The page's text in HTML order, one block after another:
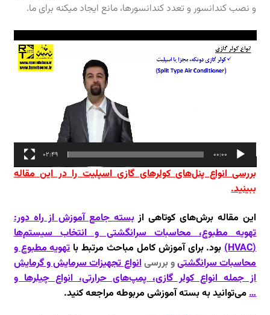
و نصب کندانسور و تعدد کندانسورها، مانع ایجاد میکنه برای ما.
نمایشگر
ویدیو
00:00
02:49
بررسی انواع پنل‌های کولرهای گازی اسپلیت را در این مقاله
ببینید.
این مقاله برش‌های کوتاهی از بسته جامع آموزش از راه دور:
تهویه مطبوع، محاسبات سرانگشتی و انتخاب سیستم‌ها
(HVAC)
بود. برای آموزش کامل مباحث مرتبط باتهویه مطبوع و
محاسبات سرانگشتیوبررسیانواع تجهیزات سرمایش و گرمایش
از جمله انواع کولر گازی، پمپ‌های حرارتی، انواع چیلرها و
…می‌توانید به بسته آموزشی مربوطه مراجعه کنید.